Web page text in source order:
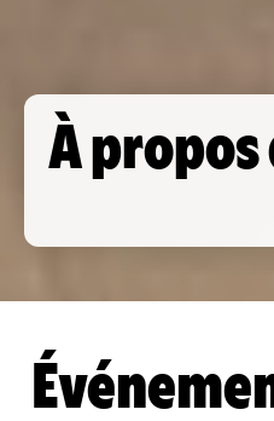
À propos